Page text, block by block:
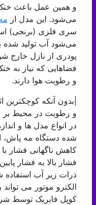
و همین عمل باعث
می‌شود. این مدل از
سری فلزی (برنجی)
می‌شود آب تولید شده
پودری از نازل خارج
فضاهایی که نیاز به
و رطوبت هوا دارند.
|بدون آنکه کوچکترین
و رطوبت در محیط بر
در انواع مدل ها و
شده دستگاه مه پاش،
کاهش ناگهانی فشار با
فشار بالا به فشار پایین
ذرات زیر آب استفاده
الکترو موتور می
کوپل فابریک توسط